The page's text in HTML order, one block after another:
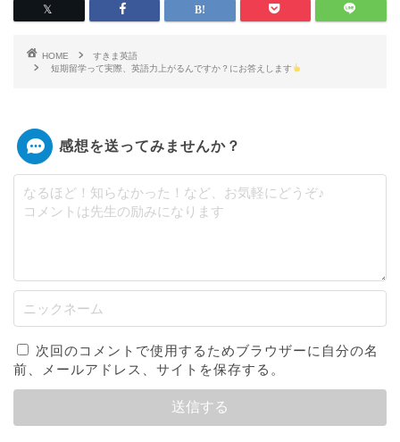
HOME
すきま英語
短期留学って実際、英語力上がるんですか？にお答えします
感想を送ってみませんか？
次回のコメントで使用するためブラウザーに自分の名
前、メールアドレス、サイトを保存する。